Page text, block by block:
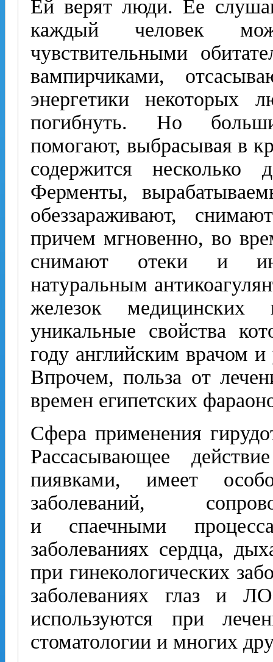
Ей верят люди. Ее
каждый человек
чувствительными
вампирчиками,
энергетики некоторых
погибнуть. Но
помогают, выбрасывая в
содержится несколько
Ферменты,
обеззараживают,
причем мгновенно, во
снимают отеки и
натуральным
железок медицинских
уникальные свойства
году английским врачом
Впрочем, польза от
времен египетских
Сфера применения
Рассасывающее
пиявками, имеет
заболеваний,
и спаечными
заболеваниях сердца,
при гинекологических
заболеваниях глаз и
используются при
стоматологии и многих